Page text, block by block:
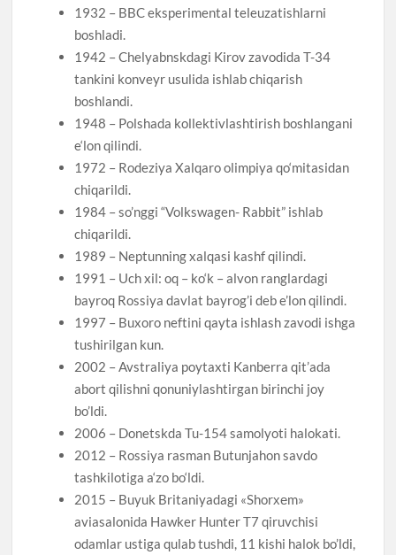
1932 – BBC eksperimental teleuzatishlarni
boshladi.
1942 – Chelyabnskdagi Kirov zavodida T-34
tankini konveyr usulida ishlab chiqarish
boshlandi.
1948 – Polshada kollektivlashtirish boshlangani
e‘lon qilindi.
1972 – Rodeziya Xalqaro olimpiya qo‘mitasidan
chiqarildi.
1984 – so’nggi “Volkswagen- Rabbit” ishlab
chiqarildi.
1989 – Neptunning xalqasi kashf qilindi.
1991 – Uch xil: oq – ko‘k – alvon ranglardagi
bayroq Rossiya davlat bayrog’i deb e’lon qilindi.
1997 – Buxoro neftini qayta ishlash zavodi ishga
tushirilgan kun.
2002 – Avstraliya poytaxti Kanberra qit’ada
abort qilishni qonuniylashtirgan birinchi joy
bo’ldi.
2006 – Donetskda Tu-154 samolyoti halokati.
2012 – Rossiya rasman Butunjahon savdo
tashkilotiga a‘zo bo‘ldi.
2015 – Buyuk Britaniyadagi «Shorхеm»
aviasalonida Hawker Hunter T7 qiruvchisi
odamlar ustiga qulab tushdi, 11 kishi halok bo’ldi,